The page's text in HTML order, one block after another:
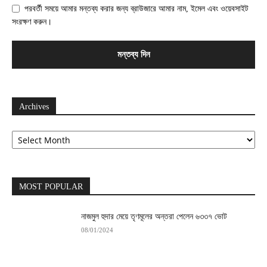
পরবর্তী সময়ে আমার মন্তব্য করার জন্য ব্রাউজারে আমার নাম, ইমেল এবং ওয়েবসাইট
সংরক্ষণ করুন।
Archives
Archives
MOST POPULAR
নাজমুল হুদার মেয়ে তৃণমূলের অন্তরা পেলেন ৬৩৩৭ ভোট
08/01/2024